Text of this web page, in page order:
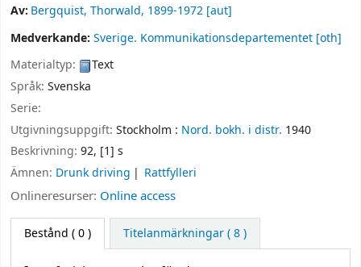
Av: Bergquist, Thorwald, 1899-1972 [aut]
Medverkande: Sverige. Kommunikationsdepartementet [oth]
Materialtyp:
Text
Språk: Svenska
Serie:
Utgivningsuppgift: Stockholm : Nord. bokh. i distr. 1940
Beskrivning: 92, [1] s
Ämnen: Drunk driving Rattfylleri
Onlineresurser: Online access
Bestånd ( 0 ) Titelanmärkningar ( 8 )